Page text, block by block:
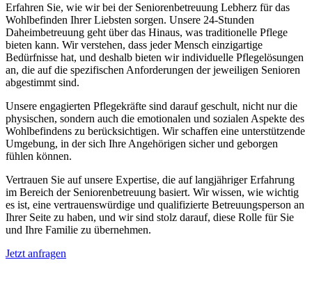
Erfahren Sie, wie wir bei der Seniorenbetreuung Lebherz für das
Wohlbefinden Ihrer Liebsten sorgen. Unsere 24-Stunden
Daheimbetreuung geht über das Hinaus, was traditionelle Pflege
bieten kann. Wir verstehen, dass jeder Mensch einzigartige
Bedürfnisse hat, und deshalb bieten wir individuelle Pflegelösungen
an, die auf die spezifischen Anforderungen der jeweiligen Senioren
abgestimmt sind.
Unsere engagierten Pflegekräfte sind darauf geschult, nicht nur die
physischen, sondern auch die emotionalen und sozialen Aspekte des
Wohlbefindens zu berücksichtigen. Wir schaffen eine unterstützende
Umgebung, in der sich Ihre Angehörigen sicher und geborgen
fühlen können.
Vertrauen Sie auf unsere Expertise, die auf langjähriger Erfahrung
im Bereich der Seniorenbetreuung basiert. Wir wissen, wie wichtig
es ist, eine vertrauenswürdige und qualifizierte Betreuungsperson an
Ihrer Seite zu haben, und wir sind stolz darauf, diese Rolle für Sie
und Ihre Familie zu übernehmen.
Jetzt anfragen